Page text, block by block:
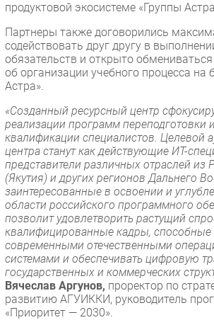
продуктовой экосистеме «Группы
Партнеры также договорились
содействовать друг другу в
обязательств и открыто
об организации учебного процесса на
Астра».
«Созданный ресурсный центр
реализации программ переподготовки
квалификации специалистов. Целевой
центра станут как действующие ИТ-
представители различных отраслей из
(Якутия) и других регионов Дальнего
заинтересованные в освоении и
области российского программного
позволит удовлетворить растущий
квалифицированные кадры, способные
современными отечественными
системами и обеспечивать цифровую
государственных и коммерческих
Вячеслав Аргунов, проректор по
развитию АГУИККИ, руководитель
«Приоритет — 2030».